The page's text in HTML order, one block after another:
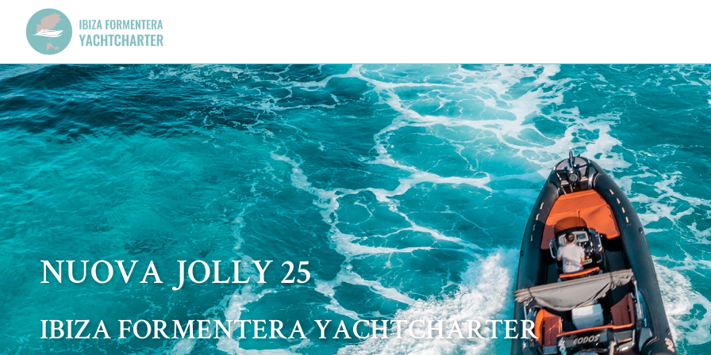
NUOVA JOLLY 25
IBIZA FORMENTERA YACHTCHARTER